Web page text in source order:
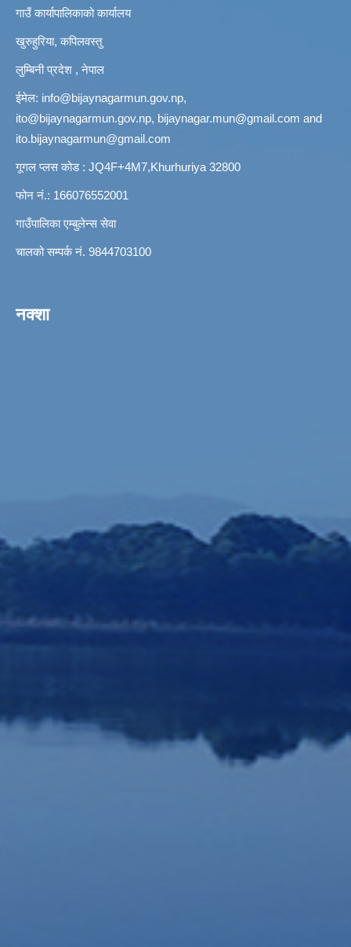
गाउँ कार्यापालिकाको कार्यालय
खुरुहुरिया, कपिलवस्तु
लुम्बिनी प्रदेश , नेपाल
ईमेल: info@bijaynagarmun.gov.np,
ito@bijaynagarmun.gov.np, bijaynagar.mun@gmail.com and
ito.bijaynagarmun@gmail.com
गूगल प्लस कोड : JQ4F+4M7,Khurhuriya 32800
फोन नं.: 166076552001
गाउँपालिका एम्बुलेन्स सेवा
चालको सम्पर्क नं. 9844703100
नक्शा